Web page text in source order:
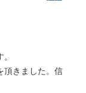
頂きました。信